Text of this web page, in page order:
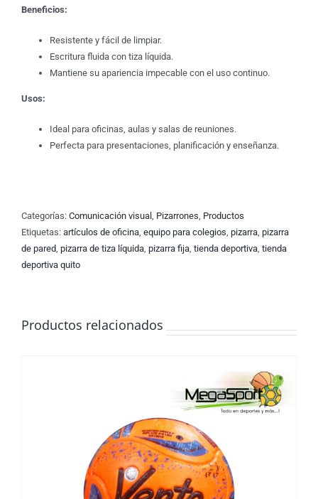
Beneficios:
Resistente y fácil de limpiar.
Escritura fluida con tiza líquida.
Mantiene su apariencia impecable con el uso continuo.
Usos:
Ideal para oficinas, aulas y salas de reuniones.
Perfecta para presentaciones, planificación y enseñanza.
Categorías: Comunicación visual Pizarrones Productos
Etiquetas: artículos de oficina equipo para colegios pizarra pizarra
de pared pizarra de tiza líquida pizarra fija tienda deportiva tienda
deportiva quito
Productos relacionados